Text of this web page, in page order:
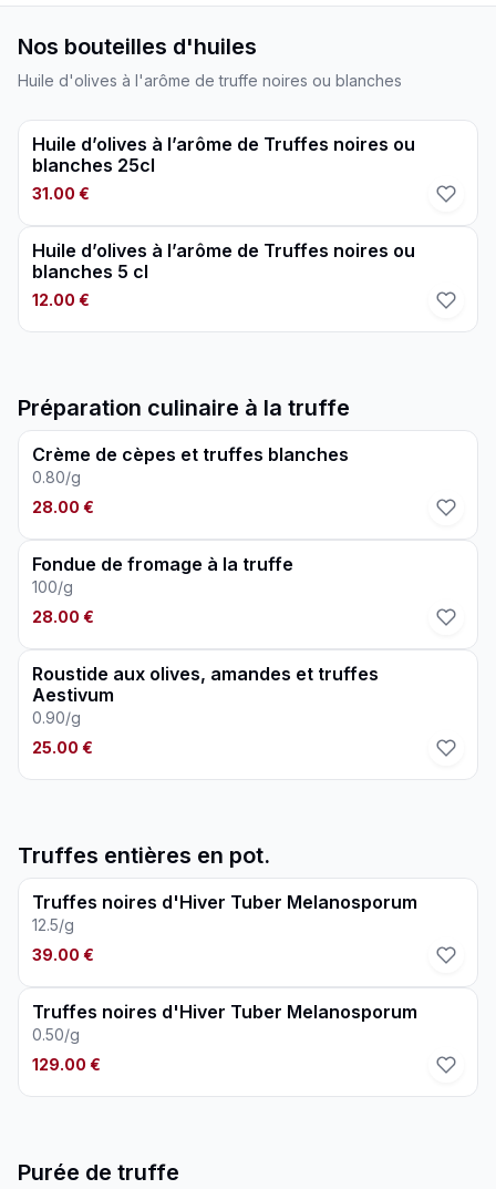
Nos bouteilles d'huiles
Huile d'olives à l'arôme de truffe noires ou blanches
Huile d’olives à l’arôme de Truffes noires ou
blanches 25cl
31.00 €
Huile d’olives à l’arôme de Truffes noires ou
blanches 5 cl
12.00 €
Préparation culinaire à la truffe
Crème de cèpes et truffes blanches
0.80/g
28.00 €
Fondue de fromage à la truffe
100/g
28.00 €
Roustide aux olives, amandes et truffes
Aestivum
0.90/g
25.00 €
Truffes entières en pot.
Truffes noires d'Hiver Tuber Melanosporum
12.5/g
39.00 €
Truffes noires d'Hiver Tuber Melanosporum
0.50/g
129.00 €
Purée de truffe